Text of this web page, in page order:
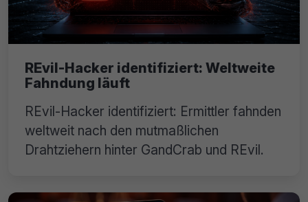
REvil-Hacker identifiziert: Weltweite
Fahndung läuft
REvil-Hacker identifiziert: Ermittler fahnden
weltweit nach den mutmaßlichen
Drahtziehern hinter GandCrab und REvil.